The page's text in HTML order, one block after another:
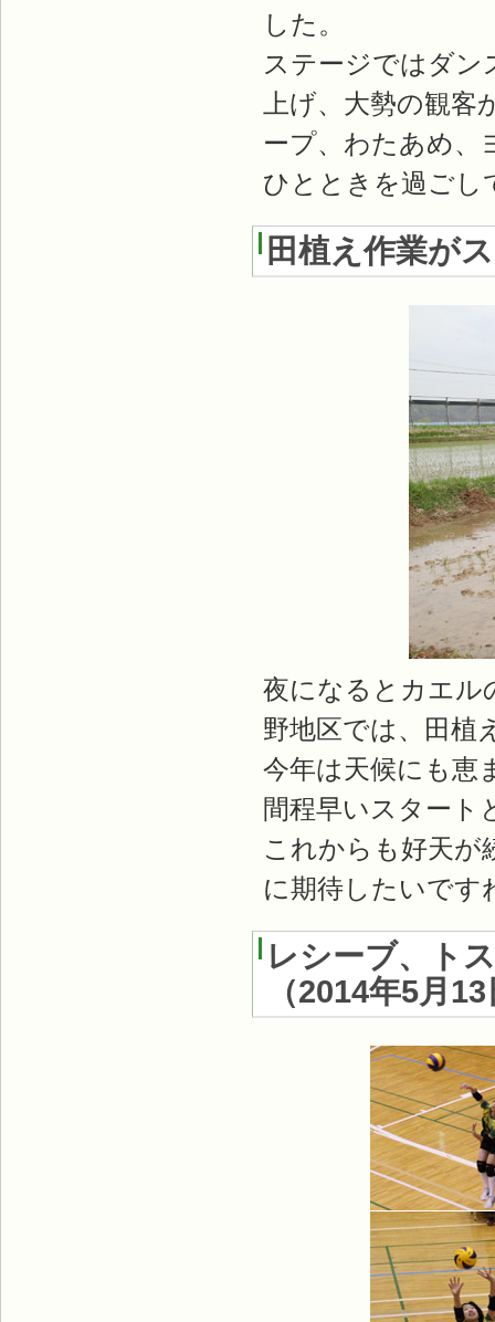
した。
ステージではダ
上げ、大勢の観
ープ、わたあめ、
ひとときを過ごし
田植え作業が
夜になるとカエル
野地区では、田植
今年は天候にも恵
間程早いスタート
これからも好天が
に期待したいです
レシーブ、ト
（2014年5月